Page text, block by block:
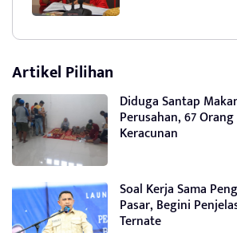
Artikel Pilihan
Diduga Santap
Perusahan, 67
Keracunan
Soal Kerja Sama
Pasar, Begini
Ternate